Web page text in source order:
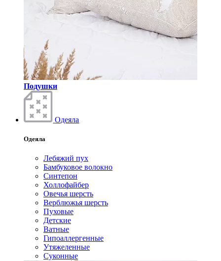
Подушки
Одеяла
Одеяла
Лебяжий пух
Бамбуковое волокно
Синтепон
Холлофайбер
Овечья шерсть
Верблюжья шерсть
Пуховые
Детские
Ватные
Гипоаллергенные
Утяжеленные
Суконные